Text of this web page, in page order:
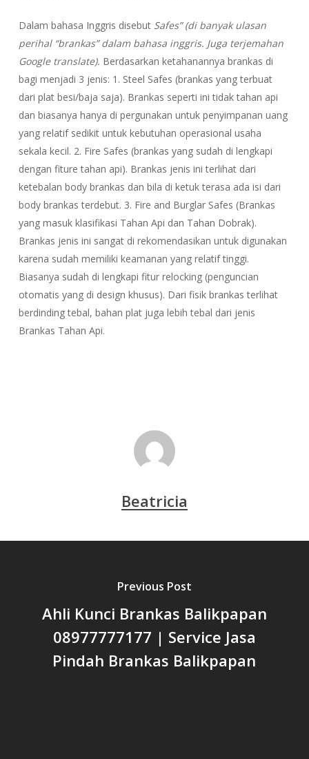
Dalam bahasa Inggris disebut Safes” (di banyak ulasan
perihal “brankas” dalam bahasa inggris. Juga terjemahan
Google translate). Berdasarkan ketahanannya brankas di
bagi menjadi 3 jenis: 1. Steel Safes (brankas yang terbuat
dari plat besi/baja saja). Brankas seperti ini tidak tahan api
dan biasanya hanya di pergunakan untuk penyimpanan uang
yang relatif sedikit untuk kebutuhan operasional usaha
sekala kecil. 2. Fire Safes (brankas yang sudah di lengkapi
dengan fiture tahan api). Brankas jenis ini terlihat dari
ketebalan body brankas dan bila di ketuk terasa ada isi dari
body brankas terdebut. 3. Fire and Burglar Safes (Brankas
yang masuk klasifikasi Tahan Api dan Tahan Dobrak).
Brankas jenis ini sangat di rekomendasikan untuk digunakan
karena sudah memiliki keamanan yang relatif tinggi.
Biasanya sudah di lengkapi fitur relocking (penguncian
otomatis yang di design khusus). Dari fisik brankas terlihat
berdinding tebal, bahan plat juga lebih tebal dari jenis
Brankas Tahan Api.
Beatricia
Previous Post
Ahli Kunci Brankas Balikpapan
08977777177 | Service Jasa
Pindah Brankas Balikpapan